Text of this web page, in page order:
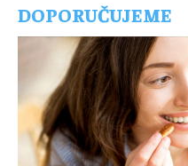
DOPORUČUJEME